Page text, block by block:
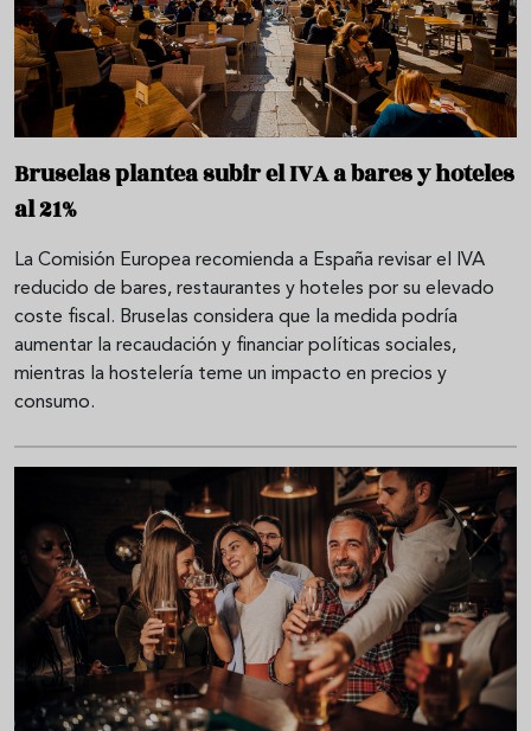
Bruselas plantea subir el IVA a bares y hoteles
al 21%
La Comisión Europea recomienda a España revisar el IVA
reducido de bares, restaurantes y hoteles por su elevado
coste fiscal. Bruselas considera que la medida podría
aumentar la recaudación y financiar políticas sociales,
mientras la hostelería teme un impacto en precios y
consumo.